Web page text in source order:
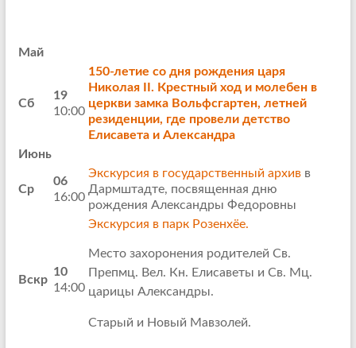
Май
Сб
19
10:00
150-летие со дня рождения царя
Николая II. Крестный ход и молебен в
церкви замка Вольфсгартен, летней
резиденции, где провели детство
Елисавета и Александра
Июнь
Ср
06
16:00
Экскурсия в государственный архивв
Дармштадте, посвященная дню
рождения Александры Федоровны
Вскр
10
14:00
Экскурсия в парк Розенхёе.
Место захоронения родителей Св.
Препмц. Вел. Кн. Елисаветы и Св. Мц.
царицы Александры.
Старый и Новый Мавзолей.